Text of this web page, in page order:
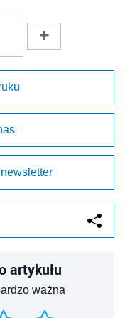
artykułu
ważna